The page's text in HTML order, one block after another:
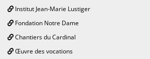
Institut Jean-Marie Lustiger
Fondation Notre Dame
Chantiers du Cardinal
Œuvre des vocations